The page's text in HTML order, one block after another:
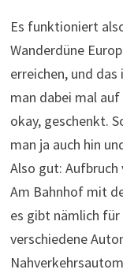
Es funktioniert
Wanderdüne
erreichen, und
man dabei mal
okay, geschenkt.
man ja auch hin
Also gut: Aufbruch
Am Bahnhof mit
es gibt nämlich
verschiedene